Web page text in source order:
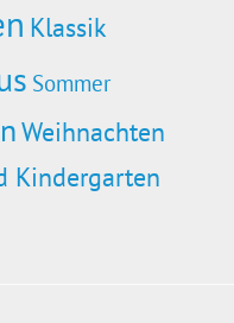
Klassik
Sommer
Weihnachten
Kindergarten